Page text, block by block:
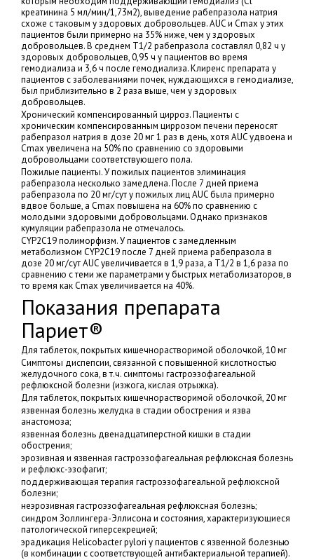
креатинина 5 мл/мин/1,73м2), выведение рабепразола натрия
схоже с таковым у здоровых добровольцев. AUC и Cmax у этих
пациентов были примерно на 35% ниже, чем у здоровых
добровольцев. В среднем T1/2 рабепразола составлял 0,82 ч у
здоровых добровольцев, 0,95 ч у пациентов во время
гемодиализа и 3,6 ч после гемодиализа. Клиренс препарата у
пациентов с заболеваниями почек, нуждающихся в гемодиализе,
был приблизительно в 2 раза выше, чем у здоровых
добровольцев.
Хронический компенсированный цирроз. Пациенты с
хроническим компенсированным циррозом печени переносят
рабепразол натрия в дозе 20 мг 1 раз в день, хотя AUC удвоена и
Cmax увеличена на 50% по сравнению со здоровыми
добровольцами соответствующего пола.
Пожилые пациенты. У пожилых пациентов элиминация
рабепразола несколько замедлена. После 7 дней приема
рабепразола по 20 мг/сут у пожилых лиц AUC была примерно
вдвое больше, а Cmax повышена на 60% по сравнению с
молодыми здоровыми добровольцами. Однако признаков
кумуляции рабепразола не отмечалось.
CYP2C19 полиморфизм. У пациентов с замедленным
метаболизмом CYP2C19 после 7 дней приема рабепразола в
дозе 20 мг/сут AUC увеличивается в 1,9 раза, а T1/2 в 1,6 раза по
сравнению с теми же параметрами у быстрых метаболизаторов, в
то время как Cmax увеличивается на 40%.
Показания препарата
Париет®
Для таблеток, покрытых кишечнорастворимой оболочкой, 10 мг
Симптомы диспепсии, связанной с повышенной кислотностью
желудочного сока, в т.ч. симптомы гастроэзофагеальной
рефлюксной болезни (изжога, кислая отрыжка).
Для таблеток, покрытых кишечнорастворимой оболочкой, 20 мг
язвенная болезнь желудка в стадии обострения и язва
анастомоза;
язвенная болезнь двенадцатиперстной кишки в стадии
обострения;
эрозивная и язвенная гастроэзофагеальная рефлюксная болезнь
и рефлюкс-эзофагит;
поддерживающая терапия гастроэзофагеальной рефлюксной
болезни;
неэрозивная гастроэзофагеальная рефлюксная болезнь;
синдром Золлингера-Эллисона и состояния, характеризующиеся
патологической гиперсекрецией;
эрадикация Helicobacter pylori у пациентов с язвенной болезнью
(в комбинации с соответствующей антибактериальной терапией).